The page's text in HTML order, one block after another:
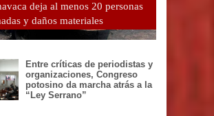
deja al menos 20 personas
y daños materiales
Entre críticas de periodistas y
organizaciones, Congreso
potosino da marcha atrás a la
“Ley Serrano”